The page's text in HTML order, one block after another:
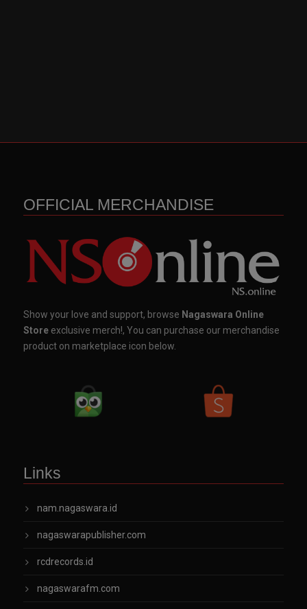
OFFICIAL MERCHANDISE
Show your love and support, browse Nagaswara Online
Store exclusive merch!, You can purchase our merchandise
product on marketplace icon below.
Links
nam.nagaswara.id
nagaswarapublisher.com
rcdrecords.id
nagaswarafm.com